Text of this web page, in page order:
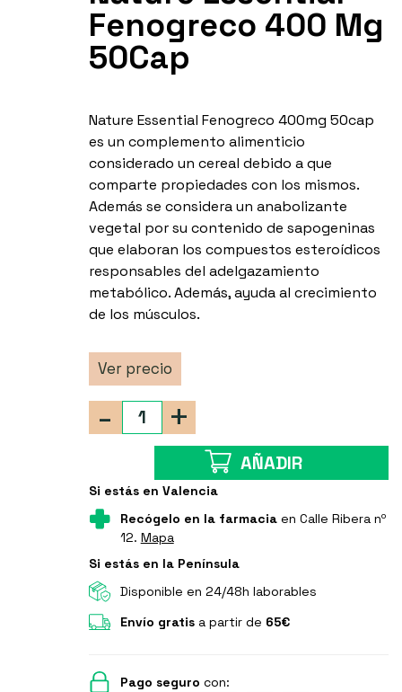
Fenogreco 400 Mg
50Cap
Nature Essential Fenogreco 400mg 50cap
es un complemento alimenticio
considerado un cereal debido a que
comparte propiedades con los mismos.
Además se considera un anabolizante
vegetal por su contenido de sapogeninas
que elaboran los compuestos esteroídicos
responsables del adelgazamiento
metabólico. Además, ayuda al crecimiento
de los músculos.
Ver precio
+
-
AÑADIR
Si estás en Valencia
Recógelo en la farmaciaen Calle Ribera nº
12. Mapa
Si estás en la Península
Disponible en 24/48h laborables
Envío gratisa partir de 65€
Pago seguro con: